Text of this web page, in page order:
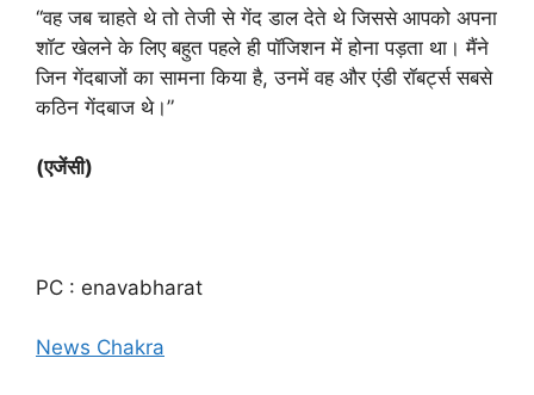
‘‘वह जब चाहते थे तो तेजी से गेंद डाल देते थे जिससे आपको अपना
शॉट खेलने के लिए बहुत पहले ही पॉजिशन में होना पड़ता था। मैंने
जिन गेंदबाजों का सामना किया है, उनमें वह और एंडी रॉबर्ट्स सबसे
कठिन गेंदबाज थे।”
(एजेंसी)
PC : enavabharat
News Chakra